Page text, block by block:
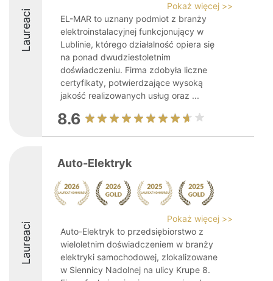
Laureaci
Pokaż więcej >>
EL-MAR to uznany podmiot z branży
elektroinstalacyjnej funkcjonujący w
Lublinie, którego działalność opiera się
na ponad dwudziestoletnim
doświadczeniu. Firma zdobyła liczne
certyfikaty, potwierdzające wysoką
jakość realizowanych usług oraz ...
8.6
Laureaci
Auto-Elektryk
Pokaż więcej >>
Auto-Elektryk to przedsiębiorstwo z
wieloletnim doświadczeniem w branży
elektryki samochodowej, zlokalizowane
w Siennicy Nadolnej na ulicy Krupe 8.